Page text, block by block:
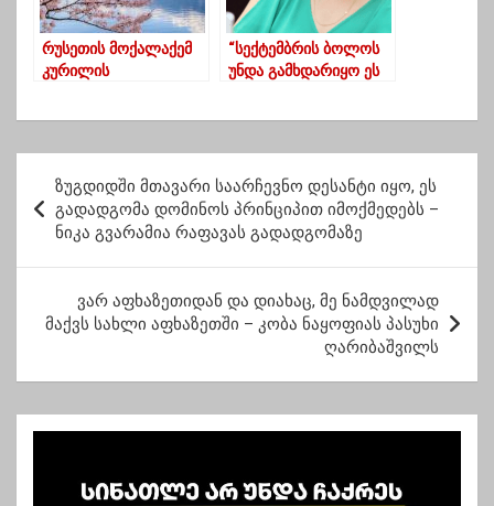
რუსეთის მოქალაქემ
კურილის
თავშესაფარი ითხოვა
“სექტემბრის ბოლოს
უნდა გამხდარიყო ეს
ამიტომ “დაასწრეს…” –
ჯანგირაშვილი
ო
ტ
ნ
ა
ზუგდიდში მთავარი საარჩევნო დესანტი იყო, ეს
გადადგომა დომინოს პრინციპით იმოქმედებს –
ნიკა გვარამია რაფავას გადადგომაზე
ვარ აფხაზეთიდან და დიახაც, მე ნამდვილად
მაქვს სახლი აფხაზეთში – კობა ნაყოფიას პასუხი
ღარიბაშვილს